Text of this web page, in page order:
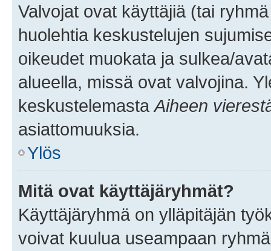
Valvojat ovat käyttäjiä (tai
huolehtia keskustelujen
oikeudet muokata ja sulkea/
alueella, missä ovat valvojina.
keskustelemasta Aiheen
asiattomuuksia.
Ylös
Mitä ovat käyttäjäryhmät?
Käyttäjäryhmä on ylläpitäjän
voivat kuulua useampaan